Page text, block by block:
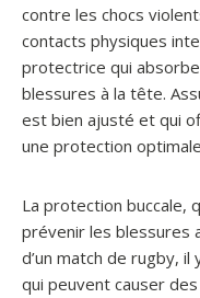
contre les chocs
contacts physiques
protectrice qui
blessures à la tête.
est bien ajusté et qui
une protection
La protection buccale,
prévenir les blessures
d’un match de rugby,
qui peuvent causer